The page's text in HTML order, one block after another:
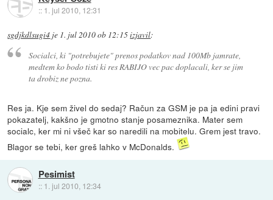
:: 1. jul 2010, 12:31
sgdjkdlsugi4 je 1. jul 2010 ob 12:15izjavil:
Socialci, ki "potrebujete" prenos podatkov nad 100Mb jamrate,
medtem ko bodo tisti ki res RABIJO vec pac doplacali, ker se jim
ta drobiz ne pozna.
Res ja. Kje sem živel do sedaj? Račun za GSM je pa ja edini pravi
pokazatelj, kakšno je gmotno stanje posameznika. Mater sem
socialc, ker mi ni všeč kar so naredili na mobitelu. Grem jest travo.
Blagor se tebi, ker greš lahko v McDonalds.
Pesimist
:: 1. jul 2010, 12:34